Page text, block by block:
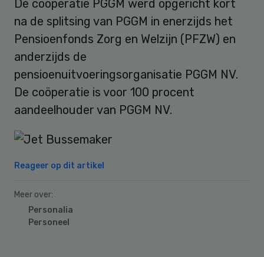
De coöperatie PGGM werd opgericht kort
na de splitsing van PGGM in enerzijds het
Pensioenfonds Zorg en Welzijn (PFZW) en
anderzijds de
pensioenuitvoeringsorganisatie PGGM NV.
De coöperatie is voor 100 procent
aandeelhouder van PGGM NV.
Reageer op dit artikel
Meer over:
Personalia
Personeel